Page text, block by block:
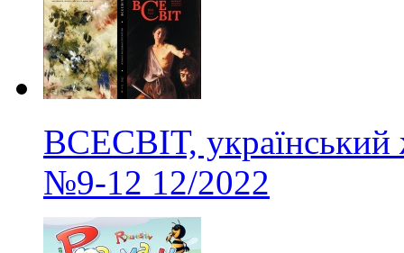
ВСЕСВІТ, український
№9-12 12/2022